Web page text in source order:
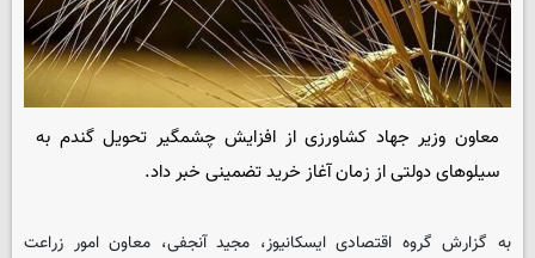
معاون وزیر جهاد کشاورزی از افزایش چشمگیر تحویل گندم به
سیلوهای دولتی از زمان آغاز خرید تضمینی خبر داد.
به گزارش گروه اقتصادی ایسکانیوز، مجید آنجفی، معاون امور زراعت